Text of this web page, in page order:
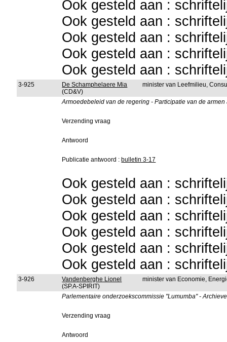
Ook gesteld aan :
Ook gesteld aan :
Ook gesteld aan :
Ook gesteld aan :
Ook gesteld aan :
3-925
De Schamphelaere Mia
(CD&V)
minister van Leefmilieu,
Armoedebeleid van de regering - Participatie van de
Verzending vraag
Antwoord
Publicatie antwoord : bulletin 3-17
Ook gesteld aan :
Ook gesteld aan :
Ook gesteld aan :
Ook gesteld aan :
Ook gesteld aan :
Ook gesteld aan :
3-926
Vandenberghe Lionel
(SP.A-SPIRIT)
minister van Economie,
Parlementaire onderzoekscommissie "Lumumba" -
Verzending vraag
Antwoord